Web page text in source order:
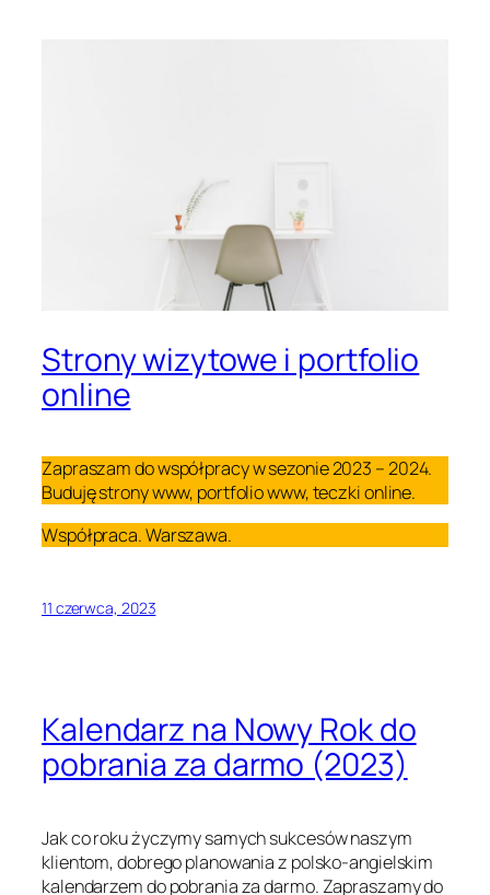
Strony wizytowe i portfolio
online
Zapraszam do współpracy w sezonie 2023 – 2024.
Buduję strony www, portfolio www, teczki online.
Współpraca. Warszawa.
11 czerwca, 2023
Kalendarz na Nowy Rok do
pobrania za darmo (2023)
Jak co roku życzymy samych sukcesów naszym
klientom, dobrego planowania z polsko-angielskim
kalendarzem do pobrania za darmo. Zapraszamy do